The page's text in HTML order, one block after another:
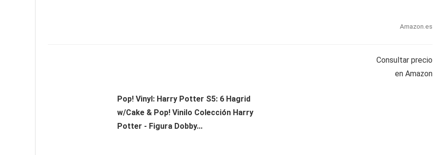
Amazon.es
Pop! Vinyl: Harry Potter S5: 6 Hagrid
w/Cake & Pop! Vinilo Colección Harry
Potter - Figura Dobby...
Consultar precio
en Amazon